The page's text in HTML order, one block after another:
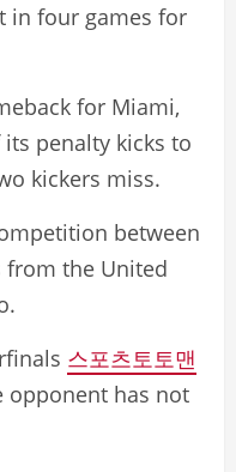
in four games for
for Miami,
penalty kicks to
kickers miss.
between
from the United
스포츠토토맨
opponent has not